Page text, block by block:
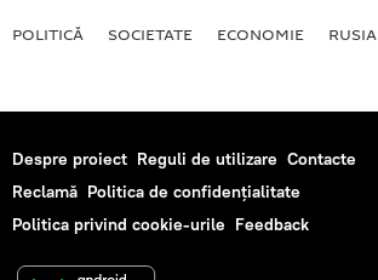
POLITICĂ SOCIETATE ECONOMIE RUSIA
Despre proiect Reguli de utilizare Contacte
Reclamă Politica de confidențialitate
Politica privind cookie-urile Feedback